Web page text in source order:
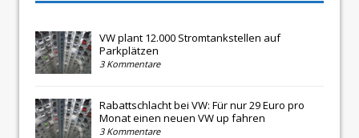
VW plant 12.000 Stromtankstellen auf
Parkplätzen
3 Kommentare
Rabattschlacht bei VW: Für nur 29 Euro pro
Monat einen neuen VW up fahren
3 Kommentare